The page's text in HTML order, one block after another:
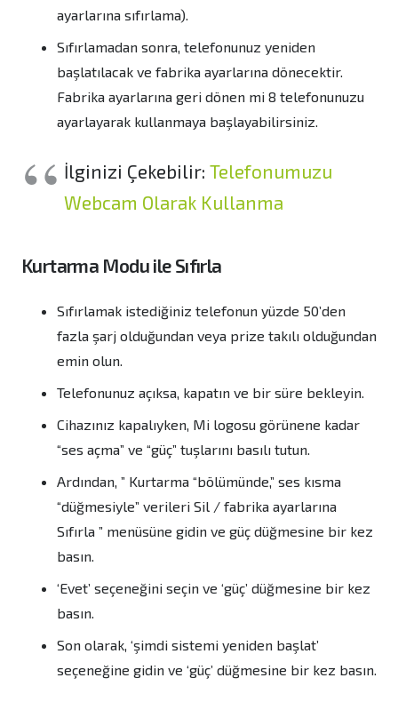
ayarlarına sıfırlama).
Sıfırlamadan sonra, telefonunuz yeniden
başlatılacak ve fabrika ayarlarına dönecektir.
Fabrika ayarlarına geri dönen mi 8 telefonunuzu
ayarlayarak kullanmaya başlayabilirsiniz.
İlginizi Çekebilir: Telefonumuzu
Webcam Olarak Kullanma
Kurtarma Modu ile Sıfırla
Sıfırlamak istediğiniz telefonun yüzde 50’den
fazla şarj olduğundan veya prize takılı olduğundan
emin olun.
Telefonunuz açıksa, kapatın ve bir süre bekleyin.
Cihazınız kapalıyken, Mi logosu görünene kadar
“ses açma” ve “güç” tuşlarını basılı tutun.
Ardından, ” Kurtarma “bölümünde,” ses kısma
“düğmesiyle” verileri Sil / fabrika ayarlarına
Sıfırla ” menüsüne gidin ve güç düğmesine bir kez
basın.
‘Evet’ seçeneğini seçin ve ‘güç’ düğmesine bir kez
basın.
Son olarak, ‘şimdi sistemi yeniden başlat’
seçeneğine gidin ve ‘güç’ düğmesine bir kez basın.